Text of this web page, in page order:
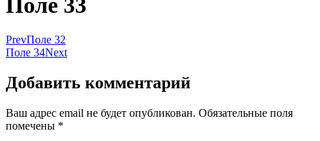
PrevПоле 32
Поле 34Next
Добавить комментарий
Ваш адрес email не будет опубликован. Обязательные поля
помечены *